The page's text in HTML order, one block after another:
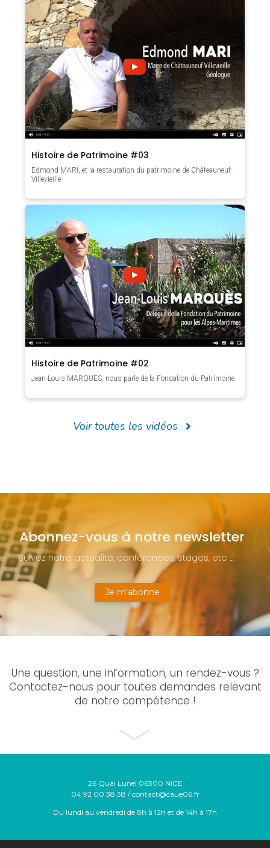
Histoire de Patrimoine #03
Edmond MARI, et la restauration du patrimoine de Châteauneuf-
Villevieille
Histoire de Patrimoine #02
Jean-Louis MARQUES, nous parle de la Fondation du Patrimoine
Voir toutes les vidéos
Abonnez-vous à notre newsletter
Suivez notre actualité, conférences, stages, etc …
Je m'abonne
Une question, une information, un rendez-vous ?
Contactez-nous pour toutes demandes relevant
de notre compétence !
26 Quai Lunel 06300 NICE
04 92 00 38 38 / contact@caue06.fr
Du lundi au vendredi de 8h à 12h et de 14h à 17h